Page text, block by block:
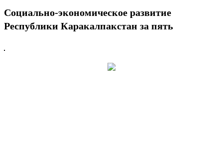
Социально-экономическое развитие
Республики Каракалпакстан за пять